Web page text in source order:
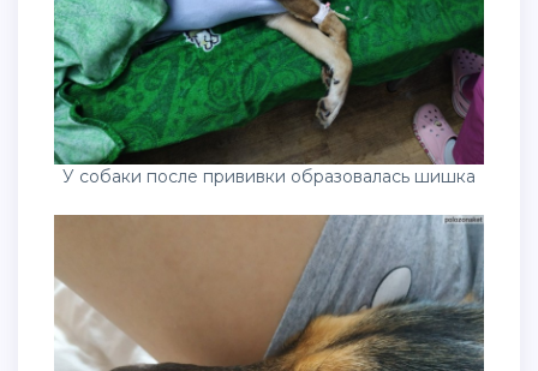
У собаки после прививки образовалась шишка